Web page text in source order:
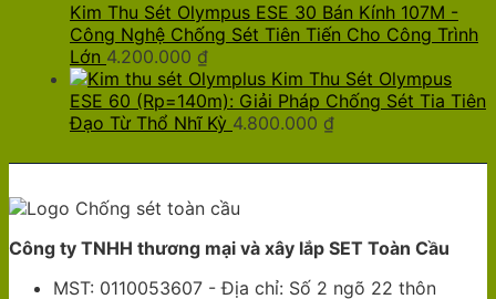
Kim Thu Sét Olympus ESE 30 Bán Kính 107M -
Công Nghệ Chống Sét Tiên Tiến Cho Công Trình
Lớn 4.200.000 ₫
Kim Thu Sét Olympus
ESE 60 (Rp=140m): Giải Pháp Chống Sét Tia Tiên
Đạo Từ Thổ Nhĩ Kỳ 4.800.000 ₫
Công ty TNHH thương mại và xây lắp SET Toàn Cầu
MST: 0110053607 - Địa chỉ: Số 2 ngõ 22 thôn